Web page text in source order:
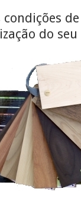
do seu